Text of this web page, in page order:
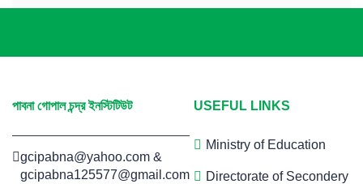
পাবনা গোপাল চন্দ্র ইনস্টিটিউট
gcipabna@yahoo.com &
gcipabna125577@gmail.com
USEFUL LINKS
Ministry of Education
Directorate of Secondery